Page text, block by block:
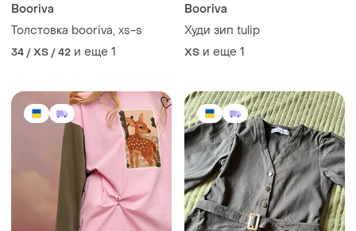
Booriva
Толстовка booriva, xs-s
34 / XS / 42 и еще 1
Booriva
Худи зип tulip
ХS и еще 1